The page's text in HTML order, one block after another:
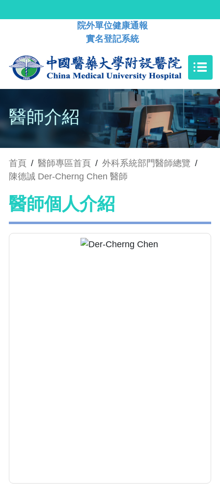
院外單位健康通報
實名登記系統
醫師介紹
首頁 / 醫師專區首頁 / 外科系統部門醫師總覽 /
陳德誠 Der-Cherng Chen 醫師
醫師個人介紹